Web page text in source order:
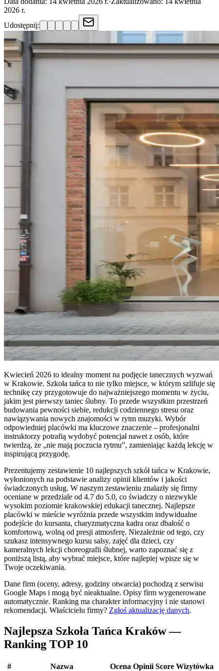
2026 r.
Udostępnij:
Kwiecień 2026 to idealny moment na podjęcie tanecznych wyzwań
w Krakowie. Szkoła tańca to nie tylko miejsce, w którym szlifuje się
technikę czy przygotowuje do najważniejszego momentu w życiu,
jakim jest pierwszy taniec ślubny. To przede wszystkim przestrzeń
budowania pewności siebie, redukcji codziennego stresu oraz
nawiązywania nowych znajomości w rytm muzyki. Wybór
odpowiedniej placówki ma kluczowe znaczenie – profesjonalni
instruktorzy potrafią wydobyć potencjał nawet z osób, które
twierdzą, że „nie mają poczucia rytmu”, zamieniając każdą lekcję w
inspirującą przygodę.
Prezentujemy zestawienie 10 najlepszych szkół tańca w Krakowie,
wyłonionych na podstawie analizy opinii klientów i jakości
świadczonych usług. W naszym zestawieniu znalazły się firmy
oceniane w przedziale od 4.7 do 5.0, co świadczy o niezwykle
wysokim poziomie krakowskiej edukacji tanecznej. Najlepsze
placówki w mieście wyróżnia przede wszystkim indywidualne
podejście do kursanta, charyzmatyczna kadra oraz dbałość o
komfortową, wolną od presji atmosferę. Niezależnie od tego, czy
szukasz intensywnego kursu salsy, zajęć dla dzieci, czy
kameralnych lekcji choreografii ślubnej, warto zapoznać się z
poniższą listą, aby wybrać miejsce, które najlepiej wpisze się w
Twoje oczekiwania.
Dane firm (oceny, adresy, godziny otwarcia) pochodzą z serwisu
Google Maps i mogą być nieaktualne. Opisy firm wygenerowane
automatycznie. Ranking ma charakter informacyjny i nie stanowi
rekomendacji. Właścicielu firmy? Zgłoś aktualizację danych.
Najlepsza Szkoła Tańca Kraków —
Ranking TOP 10
# Nazwa Ocena Opinii Score Wizytówka